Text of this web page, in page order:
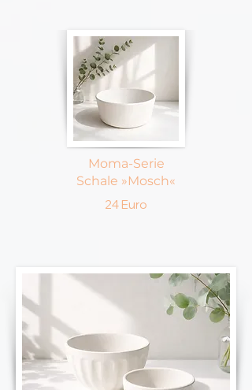
Moma-Serie
Schale »Mosch«
24 Euro